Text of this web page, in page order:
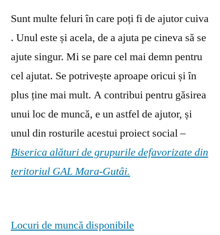
Sunt multe feluri în care poți fi de ajutor cuiva
. Unul este și acela, de a ajuta pe cineva să se
ajute singur. Mi se pare cel mai demn pentru
cel ajutat. Se potrivește aproape oricui și în
plus ține mai mult. A contribui pentru găsirea
unui loc de muncă, e un astfel de ajutor, și
unul din rosturile acestui proiect social –
Biserica alături de grupurile defavorizate din
teritoriul GAL Mara-Gutâi.
Locuri de muncă disponibile